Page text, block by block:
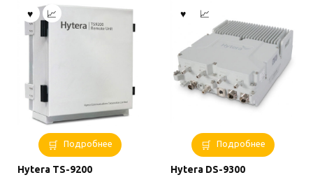
Подробнее
Hytera TS-9200
Подробнее
Hytera DS-9300